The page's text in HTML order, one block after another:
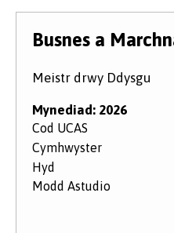
Busnes a
Meistr drwy Ddysgu
Mynediad: 2026
Cod UCAS
Cymhwyster
Hyd
Modd Astudio